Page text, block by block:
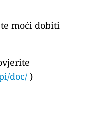
moći dobiti
doc/ )